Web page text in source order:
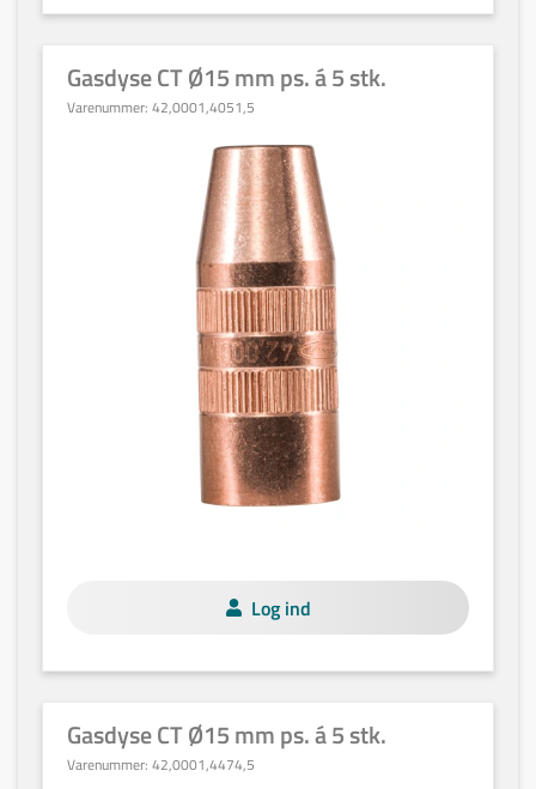
Gasdyse CT Ø15 mm ps. á 5 stk.
Varenummer: 42,0001,4051,5
Log ind
Gasdyse CT Ø15 mm ps. á 5 stk.
Varenummer: 42,0001,4474,5